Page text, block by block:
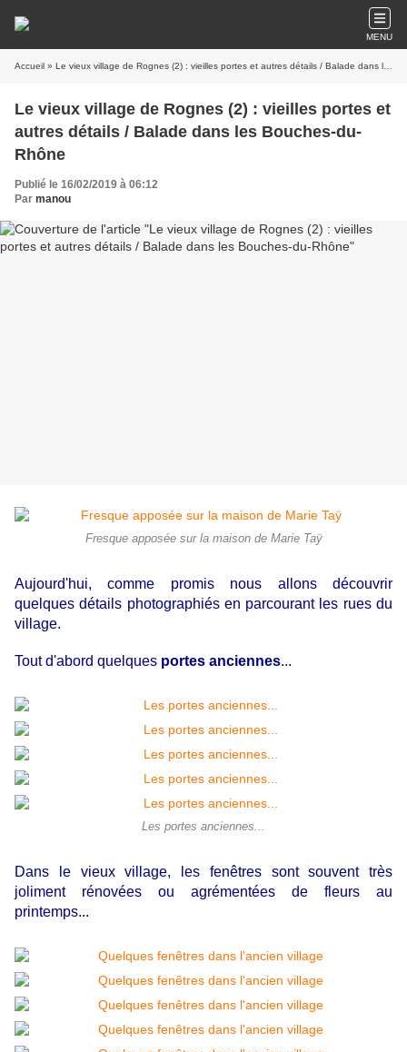
MENU
Accueil » Le vieux village de Rognes (2) : vieilles portes et autres détails / Balade dans les Bouches-du-Rhône
Le vieux village de Rognes (2) : vieilles portes et
autres détails / Balade dans les Bouches-du-
Rhône
Publié le 16/02/2019 à 06:12
Par manou
Fresque apposée sur la maison de Marie Taÿ
Aujourd'hui, comme promis nous allons découvrir
quelques détails photographiés en parcourant les rues du
village.
Tout d'abord quelques portes anciennes...
Les portes anciennes...
Dans le vieux village, les fenêtres sont souvent très
joliment rénovées ou agrémentées de fleurs au
printemps...